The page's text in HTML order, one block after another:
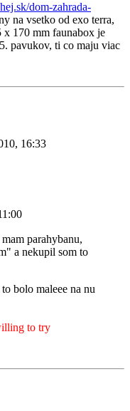
dom-zahrada-
na vsetko od exo terra,
170 mm faunabox je
pavukov, ti co maju viac
16:33
parahybanu,
a nekupil som to
bolo maleee na nu
to try